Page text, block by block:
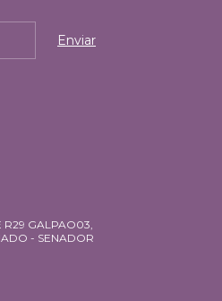
R29 GALPAO03,
- SENADOR